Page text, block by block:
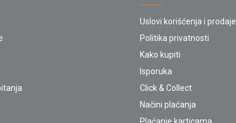
Uslovi korišćenja i prodaje
Politika privatnosti
Kako kupiti
Isporuka
Click & Collect
Načini plaćanja